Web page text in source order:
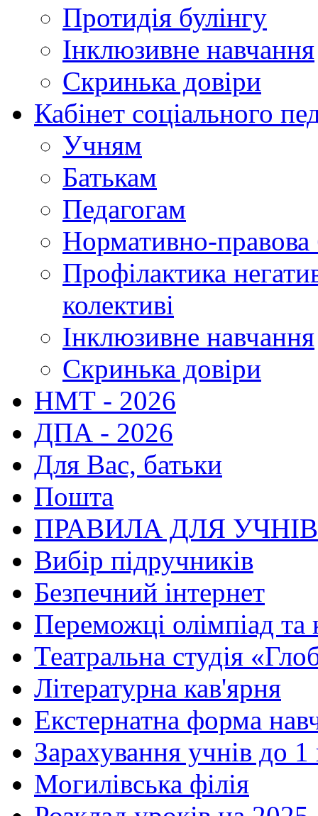
Протидія булінгу
Інклюзивне навчання
Скринька довіри
Кабінет соціального
Учням
Батькам
Педагогам
Нормативно-правова
Профілактика
колективі
Інклюзивне навчання
Скринька довіри
НМТ - 2026
ДПА - 2026
Для Вас, батьки
Пошта
ПРАВИЛА ДЛЯ
Вибір підручників
Безпечний інтернет
Переможці олімпіад та
Театральна студія
Літературна кав'ярня
Екстернатна форма
Зарахування учнів до 1
Могилівська філія